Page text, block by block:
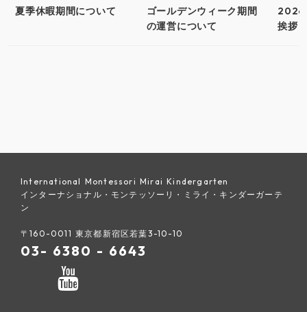
夏季休暇期間について
ゴールデンウィーク期間
の運営について
2026
挨拶
International Montessori Mirai Kindergarten
インターナショナル・モンテッソーリ・ミライ・キンダーガーテ
ン
〒160-0011 東京都新宿区若葉3-10-10
03- 6380 - 6643